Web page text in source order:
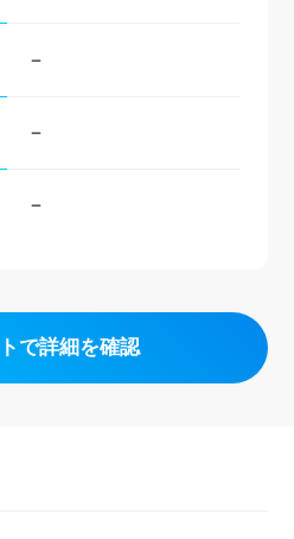
－
－
－
で詳細を確認